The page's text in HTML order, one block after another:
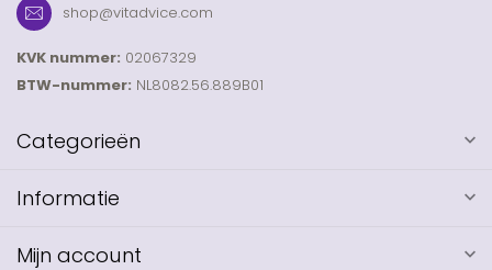
shop@vitadvice.com
KVK nummer: 02067329
BTW-nummer: NL8082.56.889B01
Categorieën
Informatie
Mijn account